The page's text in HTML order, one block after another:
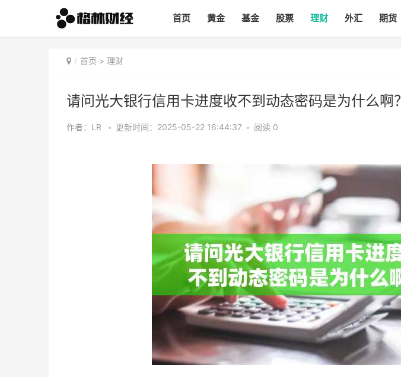
首页 黄金 基金 股票 理财 外汇 期货
首页 > 理财
请问光大银行信用卡进度收不到动态密码是为什么啊？
作者：LR • 更新时间：2025-05-22 16:44:37 • 阅读 0